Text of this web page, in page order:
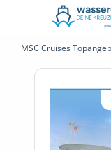
MSC Cruises